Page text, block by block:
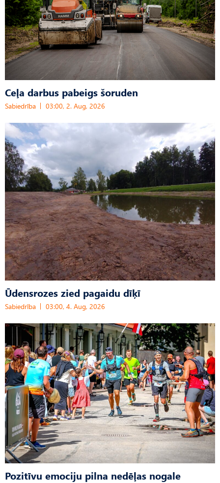
Ceļa darbus pabeigs šoruden
Sabiedrība 03:00, 2. Aug, 2026
Ūdensrozes zied pagaidu dīķī
Sabiedrība 03:00, 4. Aug, 2026
Pozitīvu emociju pilna nedēļas nogale